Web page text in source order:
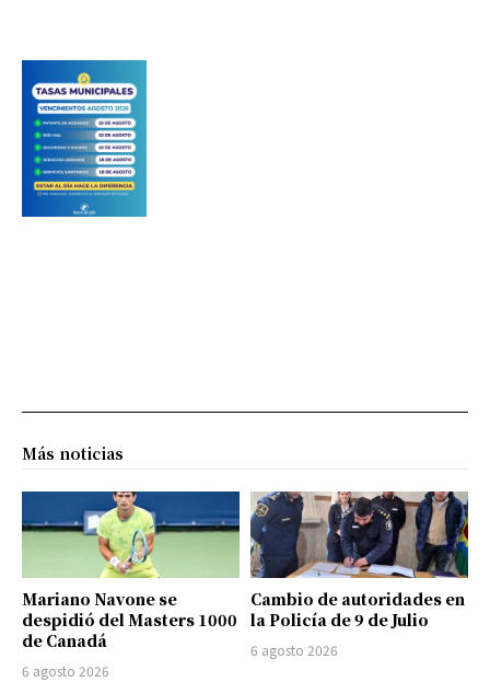
Más noticias
Mariano Navone se
despidió del Masters 1000
de Canadá
6 agosto 2026
Cambio de autoridades en
la Policía de 9 de Julio
6 agosto 2026